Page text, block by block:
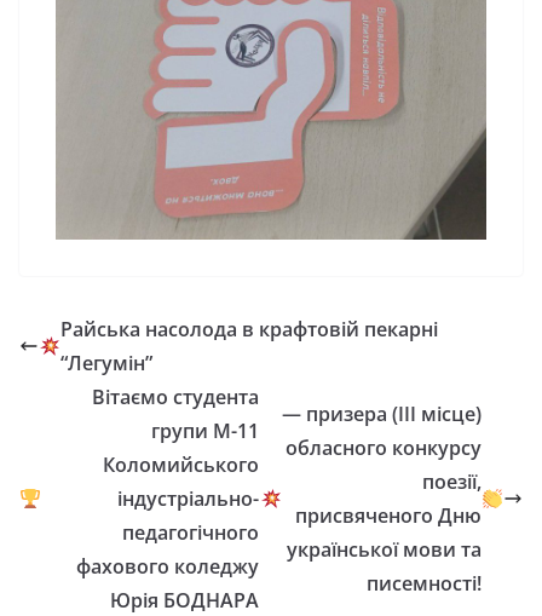
Райська насолода в крафтовій пекарні
“Легумін”
Вітаємо студента
групи М-11
Коломийського
індустріально-
педагогічного
фахового коледжу
Юрія БОДНАРА
— призера (III місце)
обласного конкурсу
поезії,
присвяченого Дню
української мови та
писемності!